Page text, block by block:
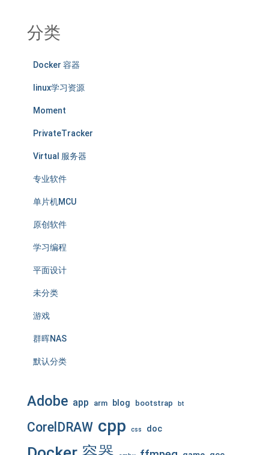
分类
Docker 容器
linux学习资源
Moment
PrivateTracker
Virtual 服务器
专业软件
单片机MCU
原创软件
学习编程
平面设计
未分类
游戏
群晖NAS
默认分类
Adobe app arm blog bootstrap bt
CorelDRAW cpp css doc